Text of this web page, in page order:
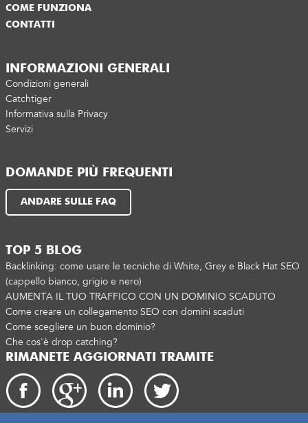
COME FUNZIONA
CONTATTI
INFORMAZIONI GENERALI
Condizioni generali
Catchtiger
Informativa sulla Privacy
Servizi
DOMANDE PIÙ FREQUENTI
ANDARE SULLE FAQ
TOP 5 BLOG
Backlinking: come usare le tecniche di White, Grey e Black Hat SEO
(cappello bianco, grigio e nero)
AUMENTA IL TUO TRAFFICO CON UN DOMINIO SCADUTO
Come creare un collegamento SEO con domini scaduti
Come scegliere un buon dominio?
Che cos'è drop catching?
RIMANETE AGGIORNATI TRAMITE